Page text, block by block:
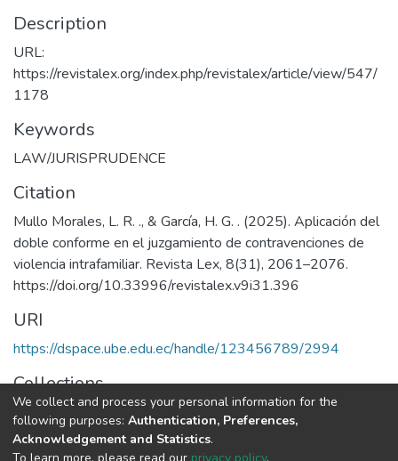
Description
URL:
https://revistalex.org/index.php/revistalex/article/view/547/
1178
Keywords
LAW/JURISPRUDENCE
Citation
Mullo Morales, L. R. ., & García, H. G. . (2025). Aplicación del
doble conforme en el juzgamiento de contravenciones de
violencia intrafamiliar. Revista Lex, 8(31), 2061–2076.
https://doi.org/10.33996/revistalex.v9i31.396
URI
https://dspace.ube.edu.ec/handle/123456789/2994
Collections
Artículos Científicos
Full item page
We collect and process your personal information for the
following purposes: Authentication, Preferences,
Acknowledgement and Statistics.